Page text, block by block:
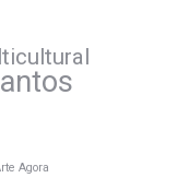
Agora